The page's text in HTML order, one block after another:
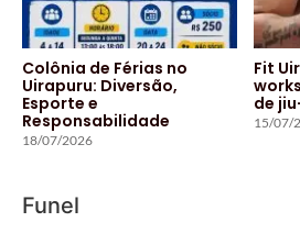
Colônia de Férias no
Uirapuru: Diversão,
Esporte e
Responsabilidade
18/07/2026
Fit
de
15/07/
Funel